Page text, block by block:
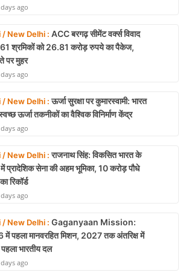
ago
/ New Delhi : ACC बरगढ़ सीमेंट वर्क्स विवाद
श्रमिकों को 26.81 करोड़ रुपये का पैकेज,
पर मुहर
ago
/ New Delhi :ऊर्जा सुरक्षा पर कुमारस्वामी: भारत
ऊर्जा तकनीकों का वैश्विक विनिर्माण केंद्र
ago
/ New Delhi :राजनाथ सिंह: विकसित भारत के
प्रादेशिक सेना की अहम भूमिका, 10 करोड़ पौधे
रिकॉर्ड
ago
/ New Delhi : Gaganyaan Mission:
पहला मानवरहित मिशन, 2027 तक अंतरिक्ष में
पहला भारतीय दल
ago